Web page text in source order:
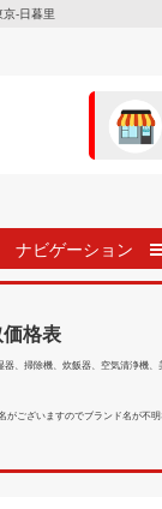
-日暮里
ナビゲーション
格表
、掃除機、炊飯器、空気清浄機
がございますのでブランド名が不